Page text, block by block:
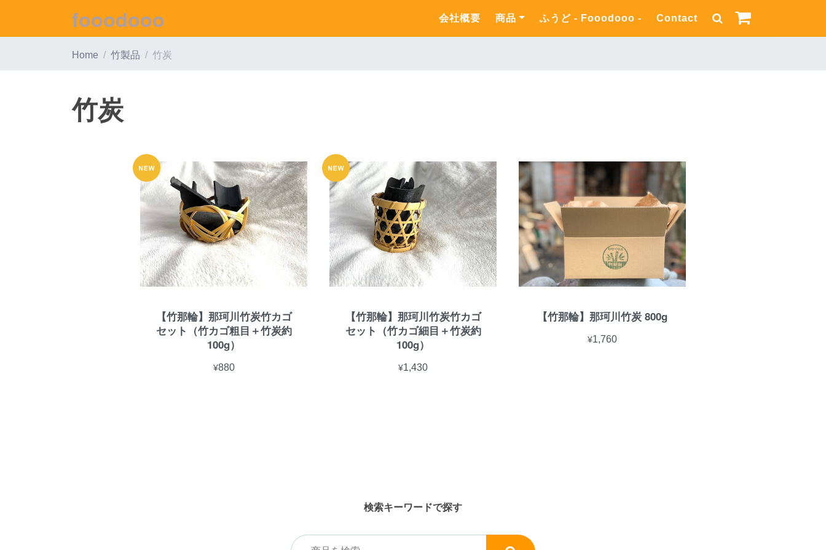
fooodooo 会社概要 商品 ふうど - Fooodooo - Contact
Home 竹製品 竹炭
竹炭
【竹那輪】那珂川竹炭竹カゴ
セット（竹カゴ粗目＋竹炭約
100g）
¥880
【竹那輪】那珂川竹炭竹カゴ
セット（竹カゴ細目＋竹炭約
100g）
¥1,430
【竹那輪】那珂川竹炭 800g
¥1,760
検索キーワードで探す